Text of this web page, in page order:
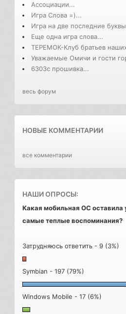
Ассоциации...
Игра Слова =)...
Игра на две последние
Еще одна игра слова...
ТЕРЕМОК-Клуб братьев
Уважаемые Омичи и гости
6303с прошивка...
весь форум
НОВЫЕ КОММЕНТАРИИ
все комментарии
НАШИ ОПРОСЫ:
Какая мобильная ОС оставила
самые теплые воспоминания?
Затрудняюсь ответить - 9 (3%)
Symbian - 197 (79%)
Windows Mobile - 17 (6%)